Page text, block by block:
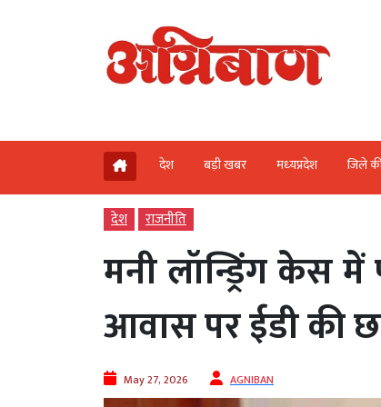
देश बड़ी खबर मध्‍यप्रदेश जिले
देश राजनीति
मनी लॉन्ड्रिंग केस
आवास पर ईडी की
May 27, 2026 AGNIBAN